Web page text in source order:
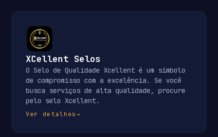
XCellent Selos
O Selo de Qualidade Xcellent é um símbolo
de compromisso com a excelência. Se você
busca serviços de alta qualidade, procure
pelo selo Xcellent.
Ver detalhes→